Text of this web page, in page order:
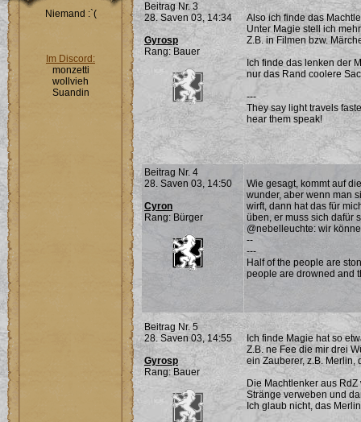
Niemand :`(
Im Discord:
monzetti
wollvieh
Suandin
Beitrag Nr. 3
28. Saven 03, 14:34
Gyrosp
Rang: Bauer
Also ich finde das
Unter Magie stell ich
Z.B. in Filmen bzw.
Ich finde das lenken der
nur das Rand coolere
---
They say light travels
hear them speak!
Beitrag Nr. 4
28. Saven 03, 14:50
Cyron
Rang: Bürger
Wie gesagt, kommt auf
wunder, aber wenn man
wirft, dann hat das für
üben, er muss sich dafür
@nebelleuchte: wir
--
---
Half of the people are
people are drowned and
Beitrag Nr. 5
28. Saven 03, 14:55
Gyrosp
Rang: Bauer
Ich finde Magie hat so
Z.B. ne Fee die mir drei
ein Zauberer, z.B. Merlin,
Die Machtlenker aus
Stränge verweben und
Ich glaub nicht, das